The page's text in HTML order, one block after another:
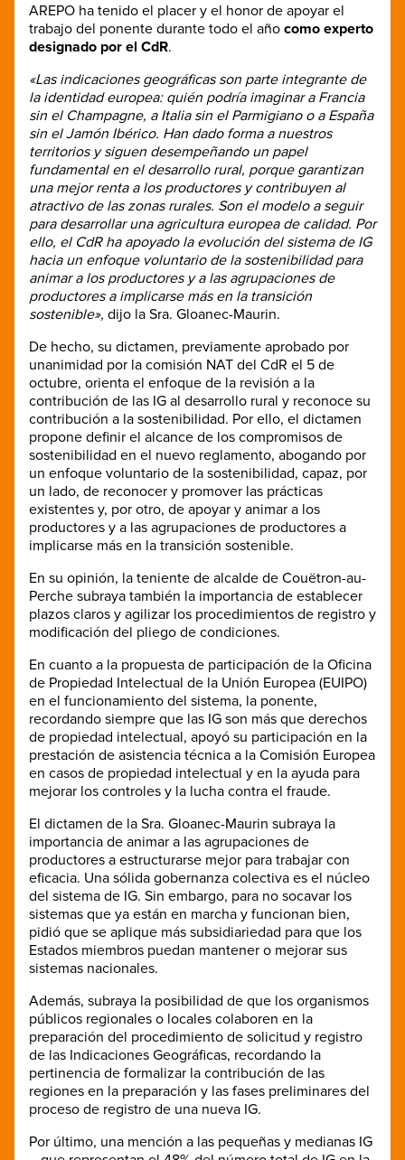
AREPO ha tenido el placer y el honor de apoyar el
trabajo del ponente durante todo el año como experto
designado por el CdR.
«Las indicaciones geográficas son parte integrante de
la identidad europea: quién podría imaginar a Francia
sin el Champagne, a Italia sin el Parmigiano o a España
sin el Jamón Ibérico. Han dado forma a nuestros
territorios y siguen desempeñando un papel
fundamental en el desarrollo rural, porque garantizan
una mejor renta a los productores y contribuyen al
atractivo de las zonas rurales. Son el modelo a seguir
para desarrollar una agricultura europea de calidad. Por
ello, el CdR ha apoyado la evolución del sistema de IG
hacia un enfoque voluntario de la sostenibilidad para
animar a los productores y a las agrupaciones de
productores a implicarse más en la transición
sostenible», dijo la Sra. Gloanec-Maurin.
De hecho, su dictamen, previamente aprobado por
unanimidad por la comisión NAT del CdR el 5 de
octubre, orienta el enfoque de la revisión a la
contribución de las IG al desarrollo rural y reconoce su
contribución a la sostenibilidad. Por ello, el dictamen
propone definir el alcance de los compromisos de
sostenibilidad en el nuevo reglamento, abogando por
un enfoque voluntario de la sostenibilidad, capaz, por
un lado, de reconocer y promover las prácticas
existentes y, por otro, de apoyar y animar a los
productores y a las agrupaciones de productores a
implicarse más en la transición sostenible.
En su opinión, la teniente de alcalde de Couëtron-au-
Perche subraya también la importancia de establecer
plazos claros y agilizar los procedimientos de registro y
modificación del pliego de condiciones.
En cuanto a la propuesta de participación de la Oficina
de Propiedad Intelectual de la Unión Europea (EUIPO)
en el funcionamiento del sistema, la ponente,
recordando siempre que las IG son más que derechos
de propiedad intelectual, apoyó su participación en la
prestación de asistencia técnica a la Comisión Europea
en casos de propiedad intelectual y en la ayuda para
mejorar los controles y la lucha contra el fraude.
El dictamen de la Sra. Gloanec-Maurin subraya la
importancia de animar a las agrupaciones de
productores a estructurarse mejor para trabajar con
eficacia. Una sólida gobernanza colectiva es el núcleo
del sistema de IG. Sin embargo, para no socavar los
sistemas que ya están en marcha y funcionan bien,
pidió que se aplique más subsidiariedad para que los
Estados miembros puedan mantener o mejorar sus
sistemas nacionales.
Además, subraya la posibilidad de que los organismos
públicos regionales o locales colaboren en la
preparación del procedimiento de solicitud y registro
de las Indicaciones Geográficas, recordando la
pertinencia de formalizar la contribución de las
regiones en la preparación y las fases preliminares del
proceso de registro de una nueva IG.
Por último, una mención a las pequeñas y medianas IG